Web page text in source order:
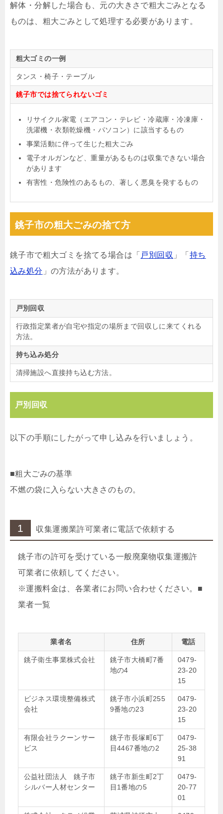
解体・分解した場合も、元の大きさで粗大ごみとなる
ものは、粗大ごみとして処理する必要があります。
粗大ゴミの一例
タンス・椅子・テーブル
銚子市では捨てられないゴミ
リサイクル家電（エアコン・テレビ・冷蔵庫・冷凍庫・
洗濯機・衣類乾燥機・パソコン）に該当するもの
事業活動に伴って生じた粗大ごみ
電子オルガンなど、重量があるものは収集できない場合
があります
有害性・危険性のあるもの、著しく悪臭を発するもの
銚子市の粗大ごみの捨て方
銚子市で粗大ゴミを捨てる場合は「 戸別回収 」「 持ち
込み処分 」の方法があります。
戸別回収
行政指定業者が自宅や指定の場所まで回収しに来てくれる
方法。
持ち込み処分
清掃施設へ直接持ち込む方法。
戸別回収
以下の手順にしたがって申し込みを行いましょう。
■粗大ごみの基準
不燃の袋に入らない大きさのもの。
1 収集運搬業許可業者に電話で依頼する
銚子市の許可を受けている一般廃棄物収集運搬許
可業者に依頼してください。
※運搬料金は、各業者にお問い合わせください。■
業者一覧
業者名 住所 電話
銚子衛生事業株式会社
銚子市大橋町7番
地の4
0479-
23-20
15
ビジネス環境整備株式
会社
銚子市小浜町255
9番地の23
0479-
23-20
15
有限会社ラクーンサー
ビス
銚子市長塚町6丁
目4467番地の2
0479-
25-38
91
公益社団法人 銚子市
シルバー人材センター
銚子市新生町2丁
目1番地の5
0479-
20-77
01